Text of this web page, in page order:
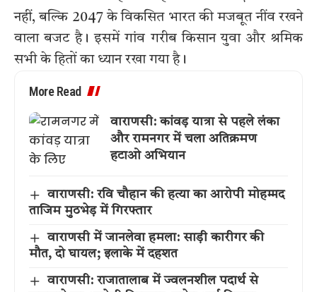
नहीं, बल्कि 2047 के विकसित भारत की मजबूत नींव रखने
वाला बजट है। इसमें गांव गरीब किसान युवा और श्रमिक
सभी के हितों का ध्यान रखा गया है।
More Read
वाराणसी: कांवड़ यात्रा से पहले लंका
और रामनगर में चला अतिक्रमण
हटाओ अभियान
वाराणसी: रवि चौहान की हत्या का आरोपी मोहम्मद
ताजिम मुठभेड़ में गिरफ्तार
वाराणसी में जानलेवा हमला: साड़ी कारीगर की
मौत, दो घायल; इलाके में दहशत
वाराणसी: राजातालाब में ज्वलनशील पदार्थ से